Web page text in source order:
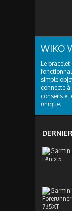
WIKO
Le
simple
connecte
conseils et
unique.